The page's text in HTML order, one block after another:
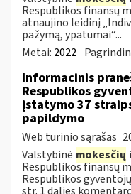
Respublikos finansų
atnaujino leidinį
pažymą, ypatumai“...
Metai: 2022
Informacinis
Respublikos
įstatymo 37
papildymo
Web turinio sąrašas
Valstybinė mokesčių
Respublikos finansų
Respublikos
str. 1 dalies